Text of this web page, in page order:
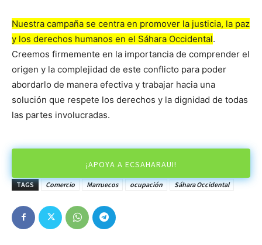
Nuestra campaña se centra en promover la justicia, la paz
y los derechos humanos en el Sáhara Occidental.
Creemos firmemente en la importancia de comprender el
origen y la complejidad de este conflicto para poder
abordarlo de manera efectiva y trabajar hacia una
solución que respete los derechos y la dignidad de todas
las partes involucradas.
¡APOYA A ECSAHARAUI!
TAGS Comercio Marruecos ocupación Sáhara Occidental